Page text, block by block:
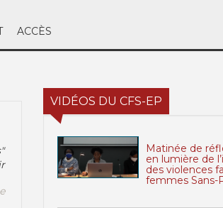
ACCÈS
VIDÉOS DU CFS-EP
Matinée de
en lumière de
des violences
femmes Sans-